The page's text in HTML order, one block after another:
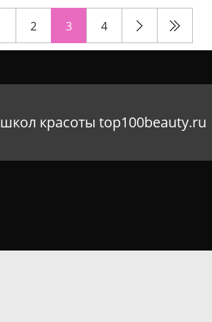
2 3 4
красоты top100beauty.ru